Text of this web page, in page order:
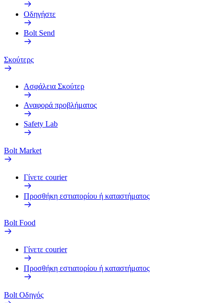
Οδηγήστε
Bolt Send
Σκούτερς
Ασφάλεια Σκούτερ
Αναφορά προβλήματος
Safety Lab
Bolt Market
Γίνετε courier
Προσθήκη εστιατορίου ή καταστήματος
Bolt Food
Γίνετε courier
Προσθήκη εστιατορίου ή καταστήματος
Bolt Οδηγός